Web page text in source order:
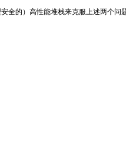
全的）高性能堆栈来克服上述两个问